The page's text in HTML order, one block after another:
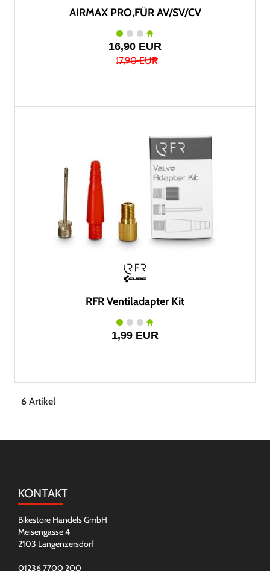
AIRMAX PRO,FÜR AV/SV/CV
16,90 EUR
17,90 EUR
RFR Ventiladapter Kit
1,99 EUR
6 Artikel
KONTAKT
Bikestore Handels GmbH
Meisengasse 4
2103 Langenzersdorf
01236 7700 200